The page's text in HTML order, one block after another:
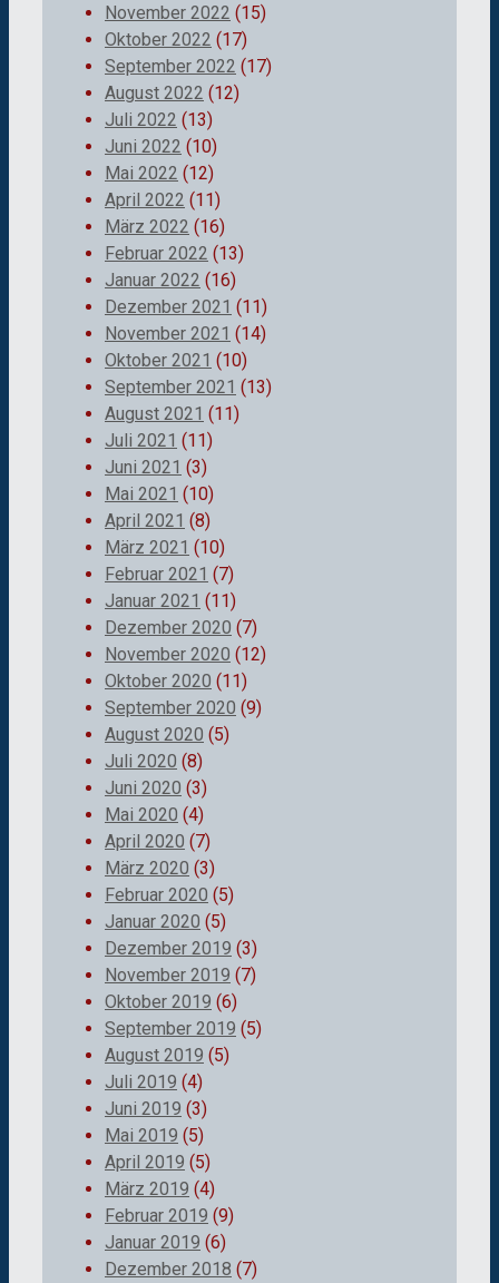
November 2022 (15)
Oktober 2022 (17)
September 2022 (17)
August 2022 (12)
Juli 2022 (13)
Juni 2022 (10)
Mai 2022 (12)
April 2022 (11)
März 2022 (16)
Februar 2022 (13)
Januar 2022 (16)
Dezember 2021 (11)
November 2021 (14)
Oktober 2021 (10)
September 2021 (13)
August 2021 (11)
Juli 2021 (11)
Juni 2021 (3)
Mai 2021 (10)
April 2021 (8)
März 2021 (10)
Februar 2021 (7)
Januar 2021 (11)
Dezember 2020 (7)
November 2020 (12)
Oktober 2020 (11)
September 2020 (9)
August 2020 (5)
Juli 2020 (8)
Juni 2020 (3)
Mai 2020 (4)
April 2020 (7)
März 2020 (3)
Februar 2020 (5)
Januar 2020 (5)
Dezember 2019 (3)
November 2019 (7)
Oktober 2019 (6)
September 2019 (5)
August 2019 (5)
Juli 2019 (4)
Juni 2019 (3)
Mai 2019 (5)
April 2019 (5)
März 2019 (4)
Februar 2019 (9)
Januar 2019 (6)
Dezember 2018 (7)